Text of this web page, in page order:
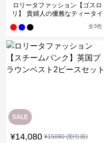
ロリータファッション【ゴスロ
リ】 貴婦人の優雅なティータイ
全3色
SALE
¥14,080 ¥15080(割引前)